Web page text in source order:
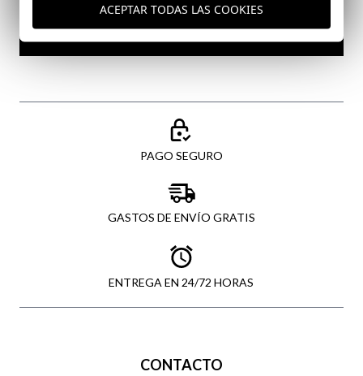
ENVIAR
PAGO SEGURO
GASTOS DE ENVÍO GRATIS
ENTREGA EN 24/72 HORAS
CONTACTO
ACEPTAR TODAS LAS COOKIES